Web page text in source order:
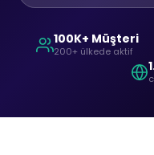
100K+ Müşteri
200+ ülkede aktif